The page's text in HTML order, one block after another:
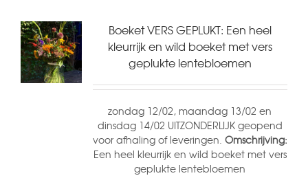
Boeket VERS GEPLUKT: Een heel
kleurrijk en wild boeket met vers
geplukte lentebloemen
zondag 12/02, maandag 13/02 en
dinsdag 14/02 UITZONDERLIJK geopend
voor afhaling of leveringen. Omschrijving:
Een heel kleurrijk en wild boeket met vers
geplukte lentebloemen